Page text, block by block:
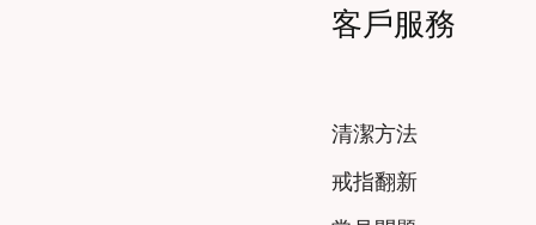
客戶服務
清潔方法
戒指翻新